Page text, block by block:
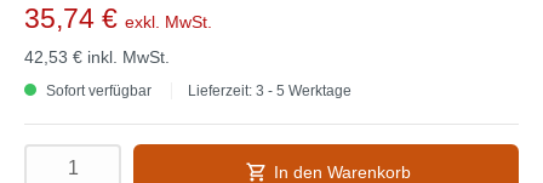
35,74 € exkl. MwSt.
42,53 € inkl. MwSt.
Sofort verfügbar Lieferzeit: 3 - 5 Werktage
In den Warenkorb